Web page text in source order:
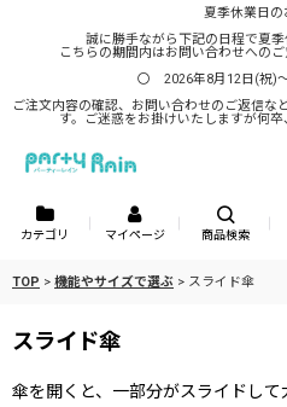
夏季休業日の
誠に勝手ながら下記の日程で夏季
こちらの期間内はお問い合わせへの
〇 2026年8月12日(祝)
ご注文内容の確認、お問い合わせのご返信な
す。ご迷惑をお掛けいたしますが何卒
カテゴリ マイページ 商品検索
TOP > 機能やサイズで選ぶ > スライド傘
スライド傘
傘を開くと、一部分がスライドして